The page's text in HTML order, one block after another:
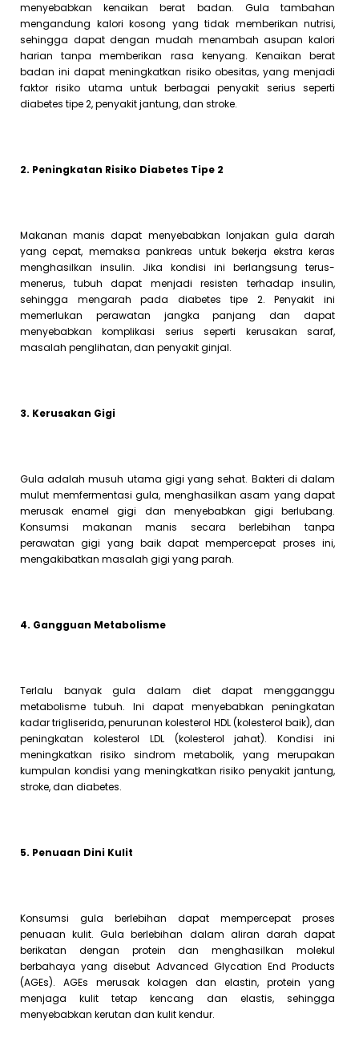
menyebabkan kenaikan berat badan. Gula tambahan
mengandung kalori kosong yang tidak memberikan nutrisi,
sehingga dapat dengan mudah menambah asupan kalori
harian tanpa memberikan rasa kenyang. Kenaikan berat
badan ini dapat meningkatkan risiko obesitas, yang menjadi
faktor risiko utama untuk berbagai penyakit serius seperti
diabetes tipe 2, penyakit jantung, dan stroke.
2. Peningkatan Risiko Diabetes Tipe 2
Makanan manis dapat menyebabkan lonjakan gula darah
yang cepat, memaksa pankreas untuk bekerja ekstra keras
menghasilkan insulin. Jika kondisi ini berlangsung terus-
menerus, tubuh dapat menjadi resisten terhadap insulin,
sehingga mengarah pada diabetes tipe 2. Penyakit ini
memerlukan perawatan jangka panjang dan dapat
menyebabkan komplikasi serius seperti kerusakan saraf,
masalah penglihatan, dan penyakit ginjal.
3. Kerusakan Gigi
Gula adalah musuh utama gigi yang sehat. Bakteri di dalam
mulut memfermentasi gula, menghasilkan asam yang dapat
merusak enamel gigi dan menyebabkan gigi berlubang.
Konsumsi makanan manis secara berlebihan tanpa
perawatan gigi yang baik dapat mempercepat proses ini,
mengakibatkan masalah gigi yang parah.
4. Gangguan Metabolisme
Terlalu banyak gula dalam diet dapat mengganggu
metabolisme tubuh. Ini dapat menyebabkan peningkatan
kadar trigliserida, penurunan kolesterol HDL (kolesterol baik), dan
peningkatan kolesterol LDL (kolesterol jahat). Kondisi ini
meningkatkan risiko sindrom metabolik, yang merupakan
kumpulan kondisi yang meningkatkan risiko penyakit jantung,
stroke, dan diabetes.
5. Penuaan Dini Kulit
Konsumsi gula berlebihan dapat mempercepat proses
penuaan kulit. Gula berlebihan dalam aliran darah dapat
berikatan dengan protein dan menghasilkan molekul
berbahaya yang disebut Advanced Glycation End Products
(AGEs). AGEs merusak kolagen dan elastin, protein yang
menjaga kulit tetap kencang dan elastis, sehingga
menyebabkan kerutan dan kulit kendur.